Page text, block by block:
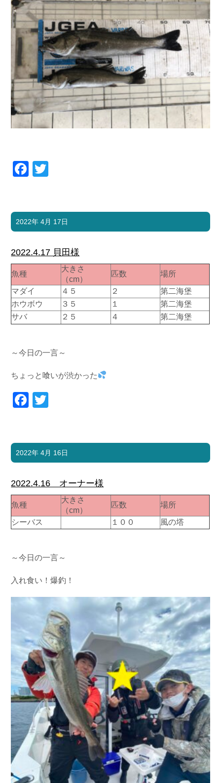
Facebook
2022年 4月 17日
2022.4.17 貝田様
魚種
大きさ
（cm）
匹数 場所
マダイ ４５ ２
第二海堡
ホウボウ
３５ １
第二海堡
サバ
２５ ４ 第二海堡
～今日の一言～
ちょっと喰いが渋かった
Facebook
2022年 4月 16日
2022.4.16 オーナー様
魚種
大きさ
（cm）
匹数 場所
シーバス １００ 風の塔
～今日の一言～
入れ食い！爆釣！